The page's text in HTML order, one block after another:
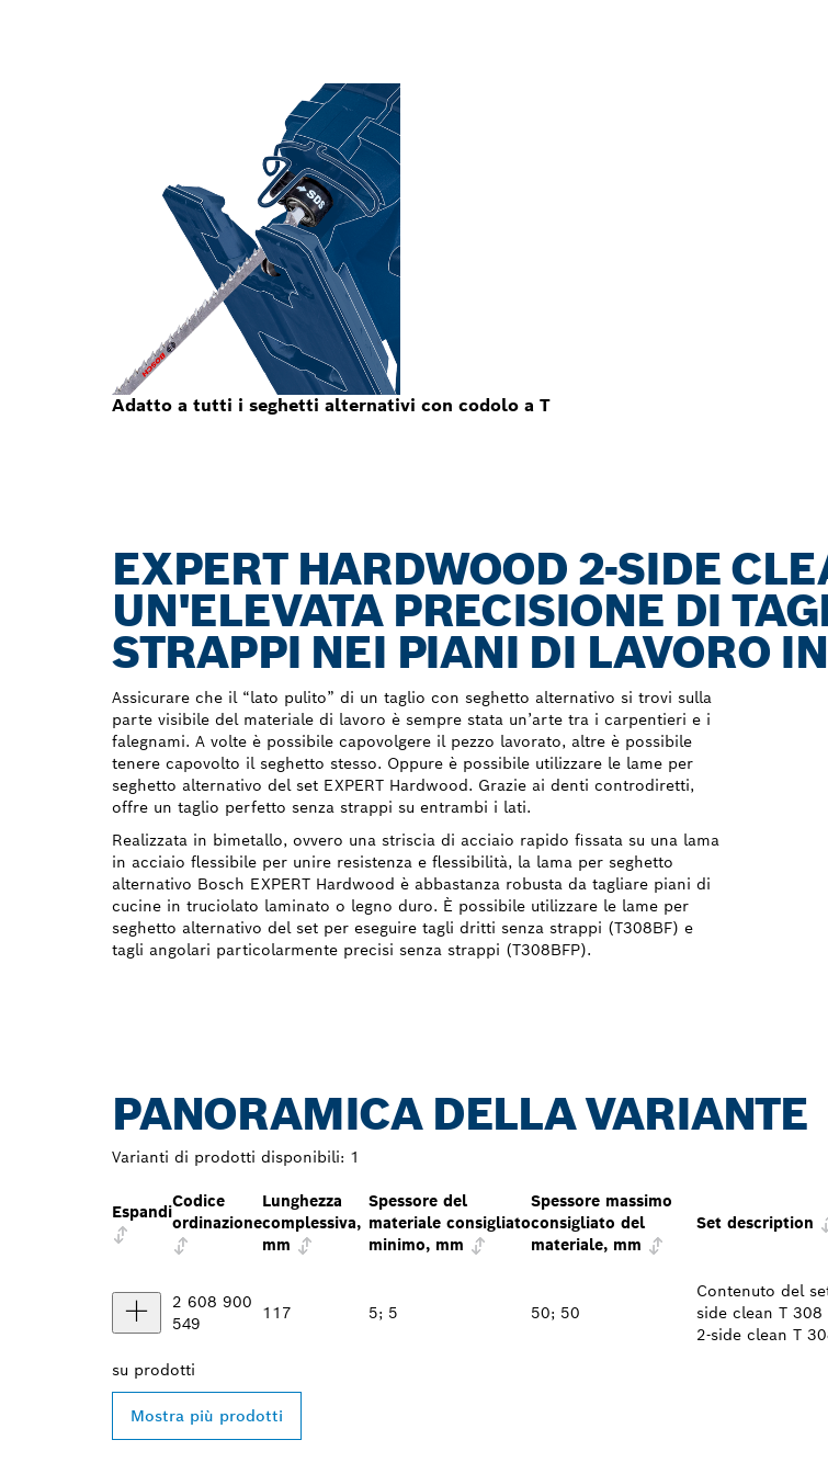
Adatto a tutti i seghetti alternativi con codolo a T
EXPERT HARDWOOD 2-SIDE
UN'ELEVATA PRECISIONE DI
STRAPPI NEI PIANI DI LAVORO
Assicurare che il “lato pulito” di un taglio con seghetto alternativo si trovi sulla
parte visibile del materiale di lavoro è sempre stata un’arte tra i carpentieri e i
falegnami. A volte è possibile capovolgere il pezzo lavorato, altre è possibile
tenere capovolto il seghetto stesso. Oppure è possibile utilizzare le lame per
seghetto alternativo del set EXPERT Hardwood. Grazie ai denti controdiretti,
offre un taglio perfetto senza strappi su entrambi i lati.
Realizzata in bimetallo, ovvero una striscia di acciaio rapido fissata su una lama
in acciaio flessibile per unire resistenza e flessibilità, la lama per seghetto
alternativo Bosch EXPERT Hardwood è abbastanza robusta da tagliare piani di
cucine in truciolato laminato o legno duro. È possibile utilizzare le lame per
seghetto alternativo del set per eseguire tagli dritti senza strappi (T308BF) e
tagli angolari particolarmente precisi senza strappi (T308BFP).
PANORAMICA DELLA VARIANTE
Varianti di prodotti disponibili: 1
Espandi
Codice
ordinazione
Lunghezza
complessiva,
mm
Spessore del
materiale consigliato
minimo, mm
Spessore massimo
consigliato del
materiale, mm
Set description
2 608 900
549
117 5; 5 50; 50
Contenuto del
side clean T 308
2-side clean T
su prodotti
Mostra più prodotti